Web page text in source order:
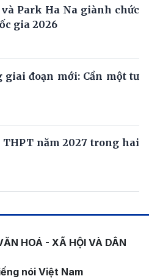
Park Ha Na giành chức
gia 2026
đoạn mới: Cần một tư
năm 2027 trong hai
HOÁ - XÃ HỘI VÀ DÂN
nói Việt Nam